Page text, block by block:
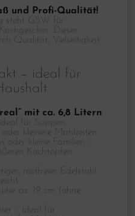
und Profi-Qualität!
steht GSW für
Dieser
Qualität, Vielseitigkeit
– ideal für
mit ca. 6,8 Litern
für Suppen,
kleinere Mahlzeiten.
oder kleine Familien –
Kochtöpfen.
rostfreier Edelstahl
ca. 19 cm (ohne
– ideal für